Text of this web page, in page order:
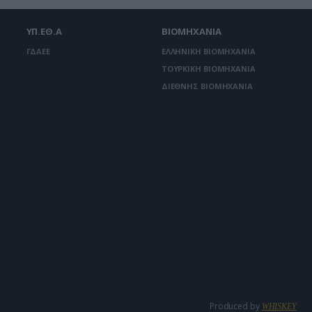
ΥΠ.ΕΘ.Α
ΓΔΑΕΕ
ΒΙΟΜΗΧΑΝΙΑ
ΕΛΛΗΝΙΚΗ ΒΙΟΜΗΧΑΝΙΑ
ΤΟΥΡΚΙΚΗ ΒΙΟΜΗΧΑΝΙΑ
ΔΙΕΘΝΗΣ ΒΙΟΜΗΧΑΝΙΑ
Produced by WHISKEY